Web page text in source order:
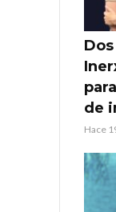
de
Hace